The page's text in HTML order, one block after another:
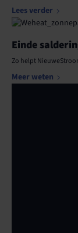
Lees verder
Einde
Zo helpt
Meer weten